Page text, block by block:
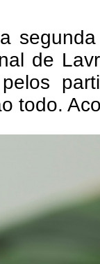
de
todo.